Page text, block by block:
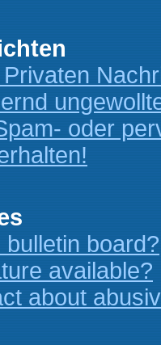
oder
board?
available?
about